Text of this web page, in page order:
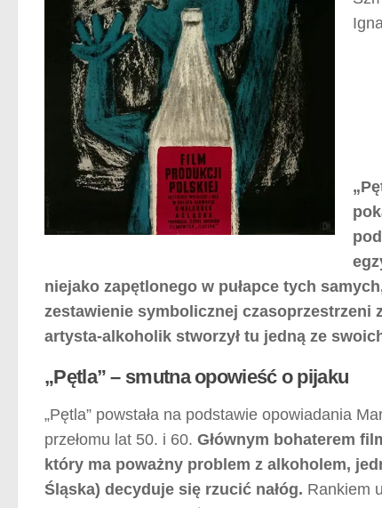
niejako zapętlonego w pułapce tych
zestawienie symbolicznej czasoprzestrzeni
artysta-alkoholik stworzył tu jedną ze
„Pętla” – smutna opowieść o pijaku
„Pętla” powstała na podstawie opowiadania
przełomu lat 50. i 60. Głównym bohaterem
który ma poważny problem z alkoholem,
Śląska) decyduje się rzucić nałóg. Rankiem